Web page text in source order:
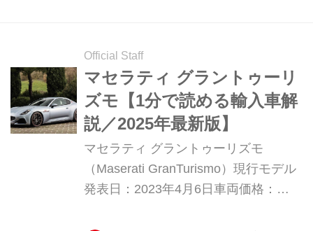
Official Staff
マセラティ グラントゥーリ
ズモ【1分で読める輸入車解
説／2025年最新版】
マセラティ グラントゥーリズモ
（Maserati GranTurismo）現行モデル
発表日：2023年4月6日車両価格：